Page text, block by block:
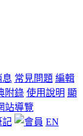
息 常見問題 編輯
附錄 使用說明 顯
站導覽
EN